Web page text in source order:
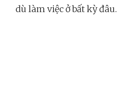
dù làm việc ở bất kỳ đâu.